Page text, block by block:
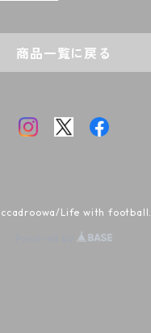
商品一覧に戻る
Life with football.
Powered by